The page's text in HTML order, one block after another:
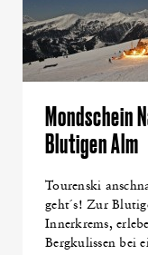
Mondschein
Blutigen Alm
Tourenski
geht´s! Zur
Innerkrems,
Bergkulissen bei